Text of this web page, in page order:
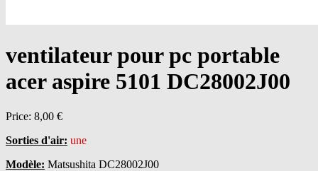
ventilateur pour pc portable
acer aspire 5101 DC28002J00
Price: 8,00 €
Sorties d'air: une
Modèle: Matsushita DC28002J00